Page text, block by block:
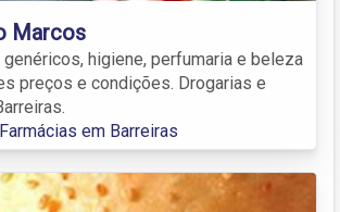
Marcos
higiene, perfumaria e beleza
preços e condições. Drogarias e
em Barreiras